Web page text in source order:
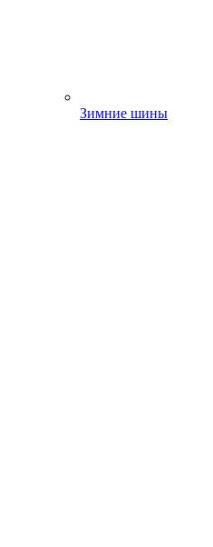
Зимние шины